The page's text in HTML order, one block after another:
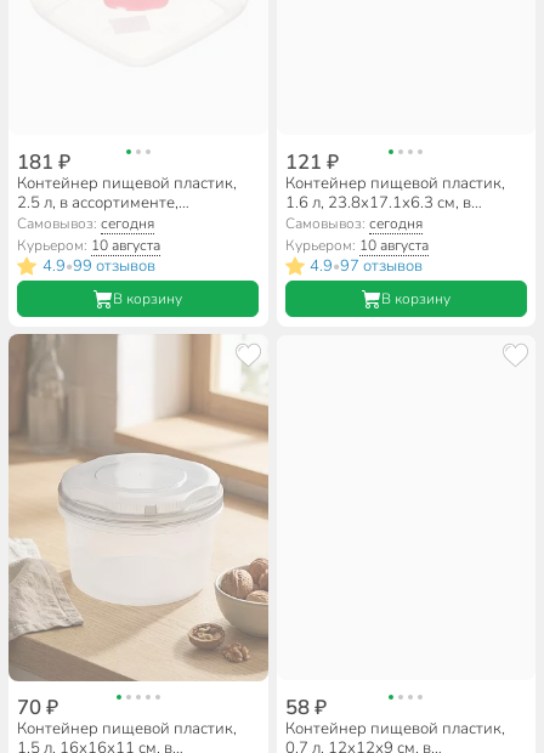
181 ₽
Контейнер пищевой пластик,
2.5 л, в ассортименте,
квадратный, Полимербыт, Лайт,
4354400
Самовывоз:сегодня
Курьером: 10 августа
4.9•99 отзывов
В корзину
121 ₽
Контейнер пищевой пластик,
1.6 л, 23.8х17.1х6.3 см, в
ассортименте, прямоугольный,
Мультипласт, Умничка,
MPU8164
Самовывоз: сегодня
Курьером: 10 августа
4.9•97 отзывов
В корзину
70 ₽
Контейнер пищевой пластик,
1.5 л, 16х16х11 см, в
58 ₽
Контейнер пищевой пластик,
0.7 л, 12х12х9 см, в